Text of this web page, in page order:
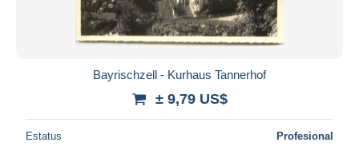
Bayrischzell - Kurhaus Tannerhof
± 9,79 US$
Estatus Profesional